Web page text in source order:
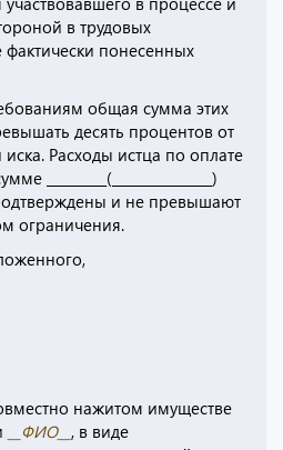
в трудовых
понесенных
общая сумма этих
десять процентов от
Расходы истца по оплате
_________(_______________)
и не превышают
ограничения.
нажитом имуществе
__ФИО__ , в виде